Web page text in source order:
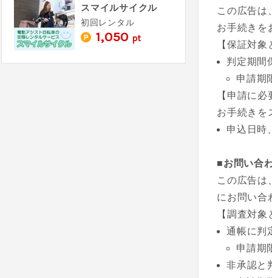
この広告は
お手続きを
【保証対
判定期間
申請期
【申請に
お手続きを
申込日時
■お問い合
この広告は
にお問い合
【調査対
通帳に判
申請期
非承認と
スマイルサイクル
初回レンタル
1,050 pt